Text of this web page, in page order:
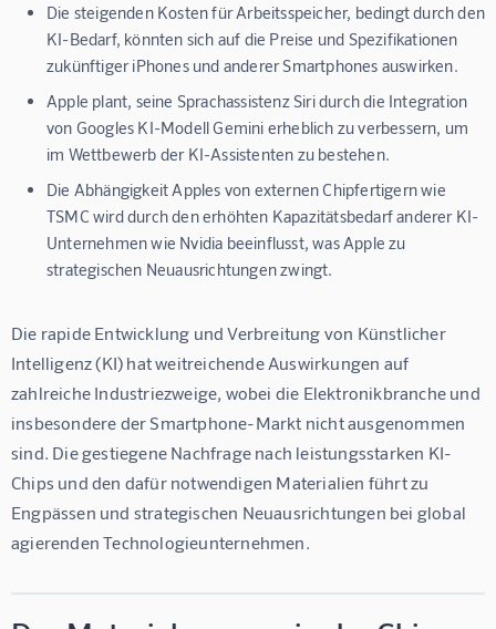
Die steigenden Kosten für Arbeitsspeicher, bedingt durch den
KI-Bedarf, könnten sich auf die Preise und Spezifikationen
zukünftiger iPhones und anderer Smartphones auswirken.
Apple plant, seine Sprachassistenz Siri durch die Integration
von Googles KI-Modell Gemini erheblich zu verbessern, um
im Wettbewerb der KI-Assistenten zu bestehen.
Die Abhängigkeit Apples von externen Chipfertigern wie
TSMC wird durch den erhöhten Kapazitätsbedarf anderer KI-
Unternehmen wie Nvidia beeinflusst, was Apple zu
strategischen Neuausrichtungen zwingt.
Die rapide Entwicklung und Verbreitung von Künstlicher
Intelligenz (KI) hat weitreichende Auswirkungen auf
zahlreiche Industriezweige, wobei die Elektronikbranche und
insbesondere der Smartphone-Markt nicht ausgenommen
sind. Die gestiegene Nachfrage nach leistungsstarken KI-
Chips und den dafür notwendigen Materialien führt zu
Engpässen und strategischen Neuausrichtungen bei global
agierenden Technologieunternehmen.